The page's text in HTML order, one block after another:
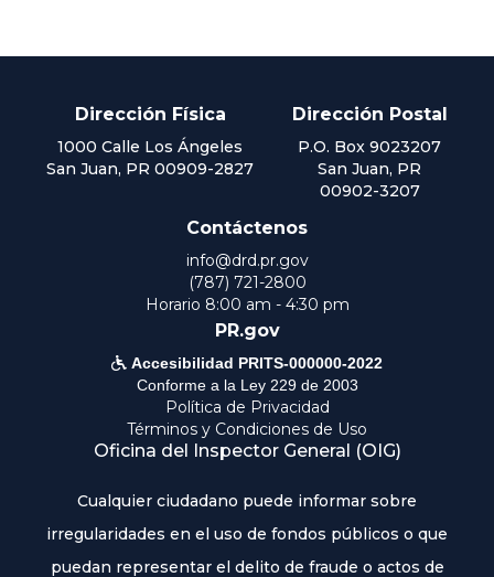
Dirección Física
1000 Calle Los Ángeles
San Juan, PR 00909-2827
Dirección Postal
P.O. Box 9023207
San Juan, PR
00902-3207
Contáctenos
info@drd.pr.gov
(787) 721-2800
Horario 8:00 am - 4:30 pm
PR.gov
 Accesibilidad PRITS-000000-2022
Conforme a la Ley 229 de 2003
Política de Privacidad
Términos y Condiciones de Uso
Oficina del Inspector General (OIG)
Cualquier ciudadano puede informar sobre
irregularidades en el uso de fondos públicos o que
puedan representar el delito de fraude o actos de